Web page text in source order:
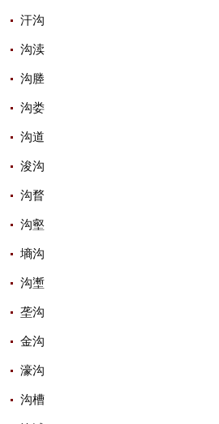
汗沟
沟渎
沟塍
沟娄
沟道
浚沟
沟瞀
沟壑
墒沟
沟壍
垄沟
金沟
濠沟
沟槽